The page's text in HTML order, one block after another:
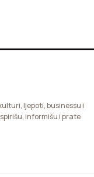
ljepoti, businessu i
informišu i prate